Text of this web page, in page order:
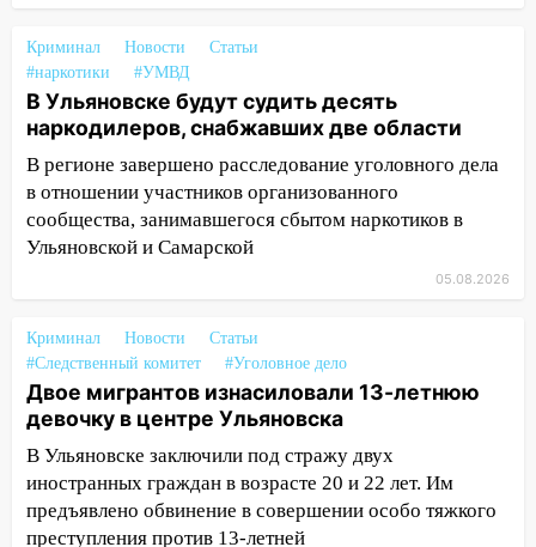
14:30
Застолье закончилось кражей:
ульяновец перевёл себе деньги с карты
знакомого
14:01
поймали 48 пьяных водителей
13:54 Хотел «подарить жене машину»,
но едва не отдал мошенникам 530
ульяновский пенсионер отдал деньги
курьеру мошенников
13:16 На Московском шоссе Opel не
уступил дорогу и столкнулся с Kia:
водитель госпитализирован
13:01 В Засвияжье Skoda сбила
женщину на пешеходном переходе
Криминал Новости
Статьи
#наркотики
#УМВД
В Ульяновске будут судить десять
наркодилеров, снабжавших две области
В регионе завершено расследование уголовного дела
в отношении участников организованного
сообщества, занимавшегося сбытом наркотиков в
Ульяновской и Самарской
05.08.2026
Криминал Новости
Статьи
#Следственный комитет
#Уголовное дело
Двое мигрантов изнасиловали 13-летнюю
девочку в центре Ульяновска
В Ульяновске заключили под стражу двух
иностранных граждан в возрасте 20 и 22 лет. Им
предъявлено обвинение в совершении особо тяжкого
преступления против 13-летней